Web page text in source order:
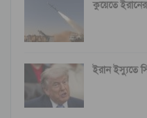
কুয়েতে
ইরান ইস্যুতে